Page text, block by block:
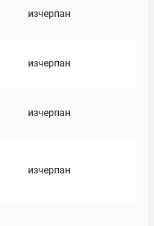
изчерпан
изчерпан
изчерпан
изчерпан